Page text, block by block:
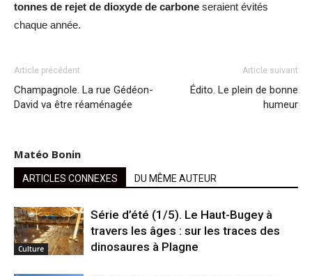
tonnes de rejet de dioxyde de carbone seraient évités
chaque année.
Article précédent
Champagnole. La rue Gédéon-
David va être réaménagée
Article suivant
Édito. Le plein de bonne
humeur
Matéo Bonin
ARTICLES CONNEXES DU MÊME AUTEUR
Culture
Série d’été (1/5). Le Haut-Bugey à
travers les âges : sur les traces des
dinosaures à Plagne